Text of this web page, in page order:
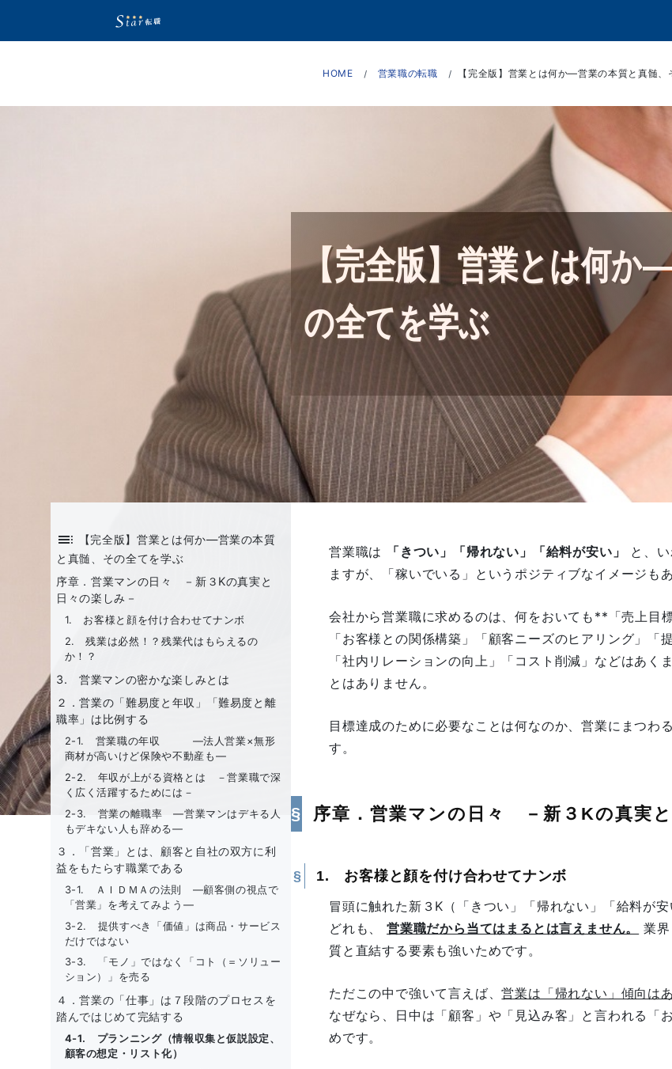
HOME 営業職の転職 【完全版】営業とは何か―営業の本質と真髄、
【完全版】営業とは何か
の全てを学ぶ
toc
【完全版】営業とは何か―営業の本質
と真髄、その全てを学ぶ
序章．営業マンの日々 －新３Kの真実と
日々の楽しみ－
1. お客様と顔を付け合わせてナンボ
2. 残業は必然！？残業代はもらえるの
か！？
3. 営業マンの密かな楽しみとは
２．営業の「難易度と年収」「難易度と離
職率」は比例する
2-1. 営業職の年収 ―法人営業×無形
商材が高いけど保険や不動産も―
2-2. 年収が上がる資格とは －営業職で深
く広く活躍するためには－
2-3. 営業の離職率 ―営業マンはデキる人
もデキない人も辞める―
３．「営業」とは、顧客と自社の双方に利
益をもたらす職業である
3-1. ＡＩＤＭＡの法則 ―顧客側の視点で
「営業」を考えてみよう―
3-2. 提供すべき「価値」は商品・サービス
だけではない
3-3. 「モノ」ではなく「コト（＝ソリュー
ション）」を売る
４．営業の「仕事」は７段階のプロセスを
踏んではじめて完結する
4-1. プランニング（情報収集と仮説設定、
顧客の想定・リスト化）
営業職は 「きつい」「帰れない」「給料が安い」
と、
ますが、「稼いでいる」というポジティブなイメージもあ
会社から営業職に求めるのは、何をおいても**「売上目
「お客様との関係構築」「顧客ニーズのヒアリング」「
「社内リレーションの向上」「コスト削減」などはあ
とはありません。
目標達成のために必要なことは何なのか、営業にまつわ
す。
序章．営業マンの日々 －新３Kの真実
1. お客様と顔を付け合わせてナンボ
冒頭に触れた新３K（「きつい」「帰れない」「給料が安
どれも、 営業職だから当てはまるとは言えません。
業
質と直結する要素も強いためです。
ただこの中で強いて言えば、営業は「帰れない」傾向はあ
なぜなら、日中は「顧客」や「見込み客」と言われる「
めです。